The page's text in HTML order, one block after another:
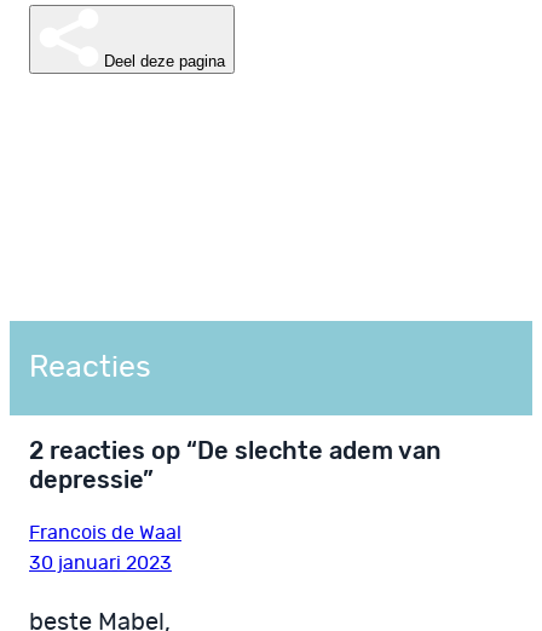
Deel deze pagina
Reacties
2 reacties op “De slechte adem van
depressie”
Francois de Waal
30 januari 2023
beste Mabel,